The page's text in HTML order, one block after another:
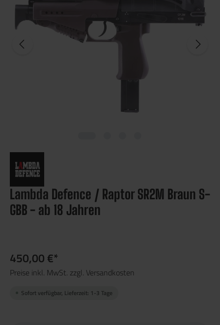
Lambda Defence / Raptor SR2M Braun S-
GBB - ab 18 Jahren
450,00 €*
Preise inkl. MwSt. zzgl. Versandkosten
Sofort verfügbar, Lieferzeit: 1-3 Tage